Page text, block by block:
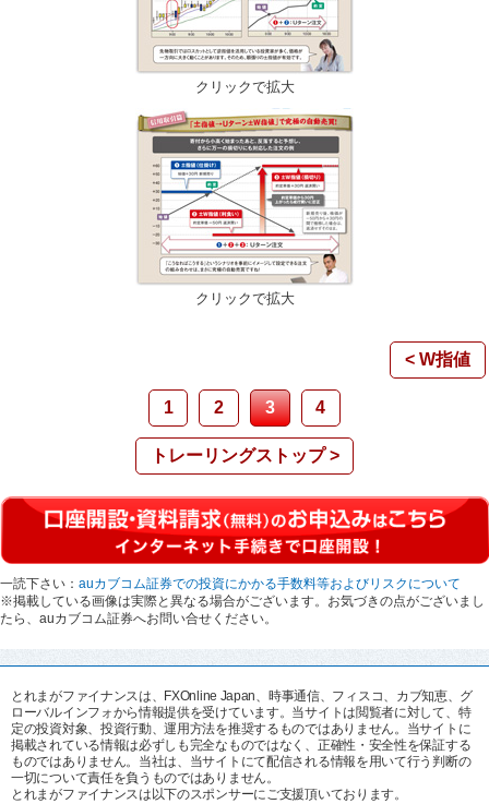
クリックで拡大
クリックで拡大
< W指値
1 2 3 4
トレーリングストップ >
一読下さい： auカブコム証券での投資にかかる手数料等およびリスクについて
※掲載している画像は実際と異なる場合がございます。お気づきの点がございまし
たら、auカブコム証券へお問い合せください。
とれまがファイナンスは、FXOnline Japan、時事通信、フィスコ、カブ知恵、グ
ローバルインフォから情報提供を受けています。当サイトは閲覧者に対して、特
定の投資対象、投資行動、運用方法を推奨するものではありません。当サイトに
掲載されている情報は必ずしも完全なものではなく、正確性・安全性を保証する
ものではありません。当社は、当サイトにて配信される情報を用いて行う判断の
一切について責任を負うものではありません。
とれまがファイナンスは以下のスポンサーにご支援頂いております。